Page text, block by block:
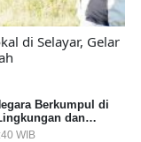
di Selayar, Gelar
Berkumpul di
dan
Bumi Tanadoang
WIB